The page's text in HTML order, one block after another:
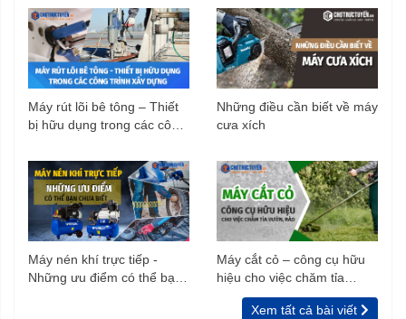
Máy rút lõi bê tông – Thiết
bị hữu dụng trong các công
Những điều cần biết về máy
cưa xích
Máy nén khí trực tiếp -
Những ưu điểm có thể bạn
Máy cắt cỏ – công cụ hữu
hiệu cho việc chăm tỉa
vườn, rào
Xem tất cả bài viết